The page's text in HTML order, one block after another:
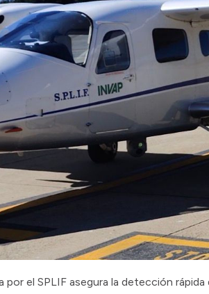
por el SPLIF asegura la detección